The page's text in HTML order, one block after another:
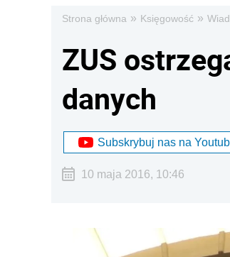
Strona główna » Księgowość »
ZUS
danych
Subskrybuj nas na
10 maja 2016, 10:46